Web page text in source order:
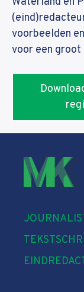
voorbeelden
voor een groot